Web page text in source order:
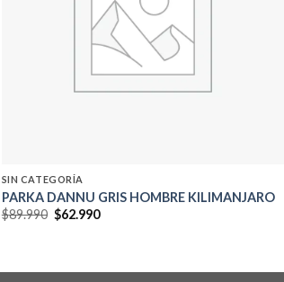
SIN CATEGORÍA
PARKA DANNU GRIS HOMBRE KILIMANJARO
$89.990 El
precio
$62.990El